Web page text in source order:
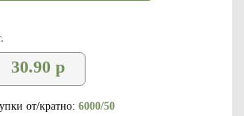
30.90 р
от/кратно: 6000/50